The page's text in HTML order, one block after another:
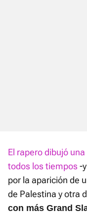
El rapero dibujó
todos los tiempos-
por la aparición de
de Palestina y otra
con más Grand